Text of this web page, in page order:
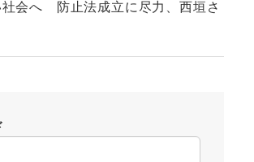
会へ 防止法成立に尽力、西垣さ